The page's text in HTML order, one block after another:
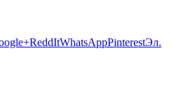
ReddItWhatsAppPinterestЭл.